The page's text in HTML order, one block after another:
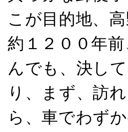
こが目的地、
約１２００年
んでも、決し
り、まず、訪
ら、車でわず